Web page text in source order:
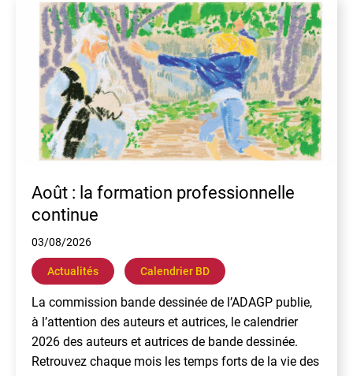
Août : la formation professionnelle
continue
03/08/2026
Actualités Calendrier BD
La commission bande dessinée de l’ADAGP publie,
à l’attention des auteurs et autrices, le calendrier
2026 des auteurs et autrices de bande dessinée.
Retrouvez chaque mois les temps forts de la vie des